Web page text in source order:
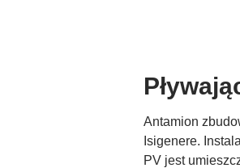
Antamion
Isigenere.
PV jest